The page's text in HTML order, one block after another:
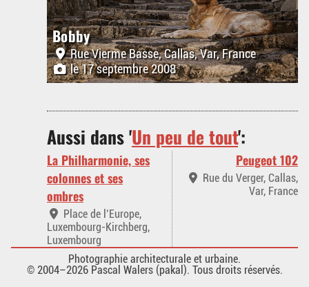
Bobby
Rue Vierme Basse, Callas, Var, France
le 17 septembre 2008
Aussi dans 'Un peu de tout':
La Philharmonie, ses
colonnes et ses
ombres
Place de l’Europe,
Luxembourg-Kirchberg,
Luxembourg
Peugeot 102
Rue du Verger, Callas,
Var, France
Photographie architecturale et urbaine.
© 2004–2026 Pascal Walers (pakal). Tous droits réservés.